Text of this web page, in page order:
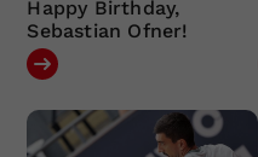
Happy Birthday,
Sebastian Ofner!